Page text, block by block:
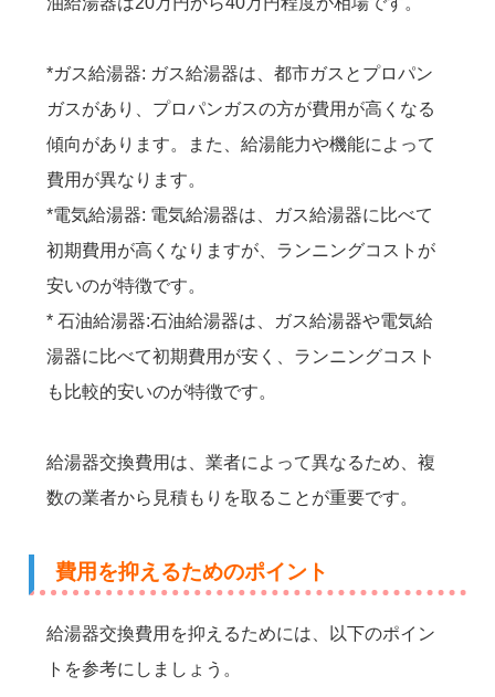
*ガス給湯器: ガス給湯器は、都市ガスとプロパン
ガスがあり、プロパンガスの方が費用が高くなる
傾向があります。また、給湯能力や機能によって
費用が異なります。
*電気給湯器: 電気給湯器は、ガス給湯器に比べて
初期費用が高くなりますが、ランニングコストが
安いのが特徴です。
* 石油給湯器:石油給湯器は、ガス給湯器や電気給
湯器に比べて初期費用が安く、ランニングコスト
も比較的安いのが特徴です。
給湯器交換費用は、業者によって異なるため、複
数の業者から見積もりを取ることが重要です。
費用を抑えるためのポイント
給湯器交換費用を抑えるためには、以下のポイン
トを参考にしましょう。